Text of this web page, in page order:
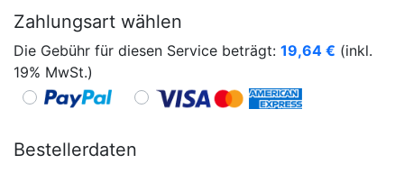
Zahlungsart wählen
Die Gebühr für diesen Service beträgt: 19,64 € (inkl.
19% MwSt.)
Bestellerdaten